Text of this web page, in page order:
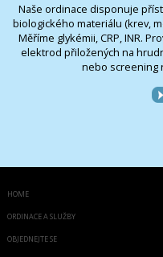
Naše ordinace disponuje
biologického materiálu (krev,
Měříme glykémii, CRP, INR.
elektrod přiložených na
nebo screening
HOME
ORDINACE A SLUŽBY
OBJEDNEJTE SE